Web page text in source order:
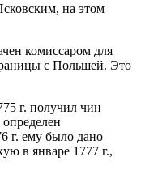
на этом
комиссаром для
с Польшей. Это
г. получил чин
г. ему было дано
в январе 1777 г.,